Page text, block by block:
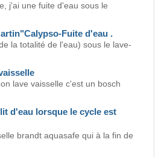
j'ai une fuite d'eau sous le
Fuite d'eau .
la totalité de l'eau) sous le lave-
lave vaisselle c'est un bosch
d'eau lorsque le cycle est
brandt aquasafe qui à la fin de